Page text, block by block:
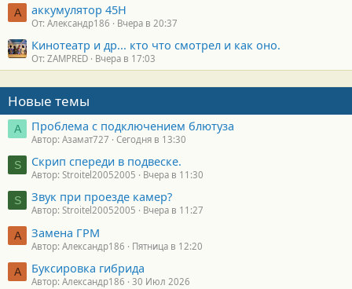
А аккумулятор 45H
От: Александр186 Вчера в 20:37
Кинотеатр и др... кто что смотрел и как оно.
От: ZAMPRED Вчера в 17:03
Новые темы
А Проблема с подключением блютуза
Автор: Азамат727 Сегодня в 13:30
S Скрип спереди в подвеске.
Автор: Stroitel20052005 Вчера в 11:30
S Звук при проезде камер?
Автор: Stroitel20052005 Вчера в 11:27
А Замена ГРМ
Автор: Александр186 Пятница в 12:20
А Буксировка гибрида
Автор: Александр186 30 Июл 2026